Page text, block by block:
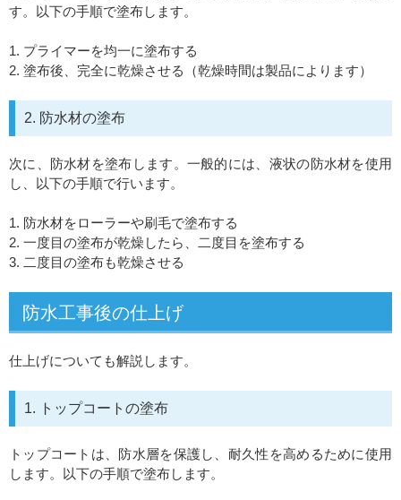
す。以下の手順で塗布します。
1. プライマーを均一に塗布する
2. 塗布後、完全に乾燥させる（乾燥時間は製品によります）
2. 防水材の塗布
次に、防水材を塗布します。一般的には、液状の防水材を使用
し、以下の手順で行います。
1. 防水材をローラーや刷毛で塗布する
2. 一度目の塗布が乾燥したら、二度目を塗布する
3. 二度目の塗布も乾燥させる
防水工事後の仕上げ
仕上げについても解説します。
1. トップコートの塗布
トップコートは、防水層を保護し、耐久性を高めるために使用
します。以下の手順で塗布します。